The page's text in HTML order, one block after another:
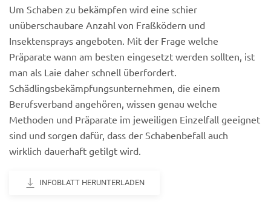
Um Schaben zu bekämpfen wird eine schier
unüberschaubare Anzahl von Fraßködern und
Insektensprays angeboten. Mit der Frage welche
Präparate wann am besten eingesetzt werden sollten, ist
man als Laie daher schnell überfordert.
Schädlingsbekämpfungsunternehmen, die einem
Berufsverband angehören, wissen genau welche
Methoden und Präparate im jeweiligen Einzelfall geeignet
sind und sorgen dafür, dass der Schabenbefall auch
wirklich dauerhaft getilgt wird.
INFOBLATT HERUNTERLADEN